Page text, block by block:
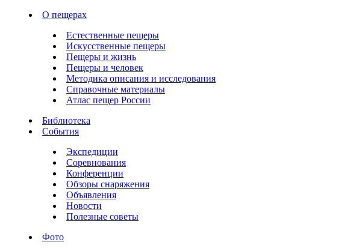
О пещерах
Естественные пещеры
Искусственные пещеры
Пещеры и жизнь
Пещеры и человек
Методика описания и исследования
Справочные материалы
Атлас пещер России
Библиотека
События
Экспедиции
Соревнования
Конференции
Обзоры снаряжения
Объявления
Новости
Полезные советы
Фото